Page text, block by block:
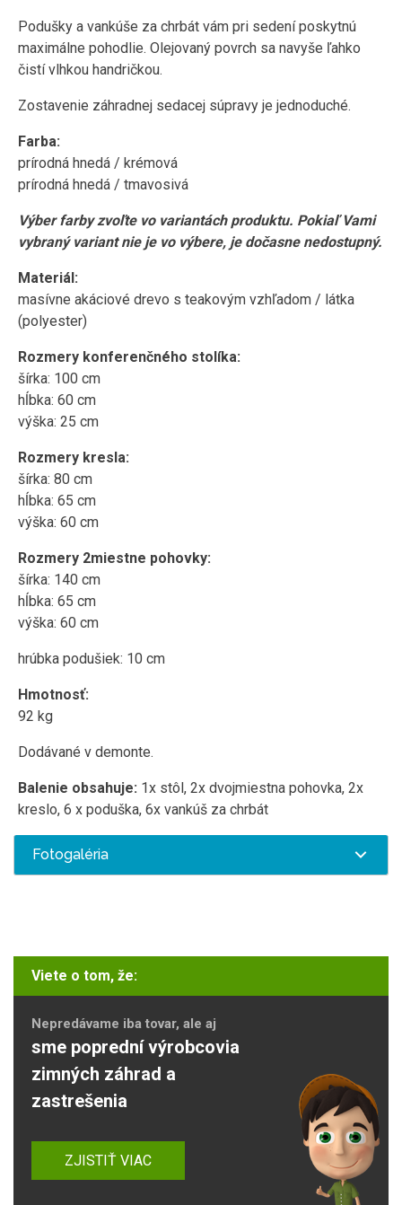
Podušky a vankúše za chrbát vám pri sedení poskytnú
maximálne pohodlie. Olejovaný povrch sa navyše ľahko
čistí vlhkou handričkou.
Zostavenie záhradnej sedacej súpravy je jednoduché.
Farba:
prírodná hnedá / krémová
prírodná hnedá / tmavosivá
Výber farby zvoľte vo variantách produktu. Pokiaľ Vami
vybraný variant nie je vo výbere, je dočasne nedostupný.
Materiál:
masívne akáciové drevo s teakovým vzhľadom / látka
(polyester)
Rozmery konferenčného stolíka:
šírka: 100 cm
hĺbka: 60 cm
výška: 25 cm
Rozmery kresla:
šírka: 80 cm
hĺbka: 65 cm
výška: 60 cm
Rozmery 2miestne pohovky:
šírka: 140 cm
hĺbka: 65 cm
výška: 60 cm
hrúbka podušiek: 10 cm
Hmotnosť:
92 kg
Dodávané v demonte.
Balenie obsahuje: 1x stôl, 2x dvojmiestna pohovka, 2x
kreslo, 6 x poduška, 6x vankúš za chrbát
Fotogaléria
Viete o tom, že:
Nepredávame iba tovar, ale aj
sme poprední výrobcovia
zimných záhrad a
zastrešenia
ZJISTIŤ VIAC